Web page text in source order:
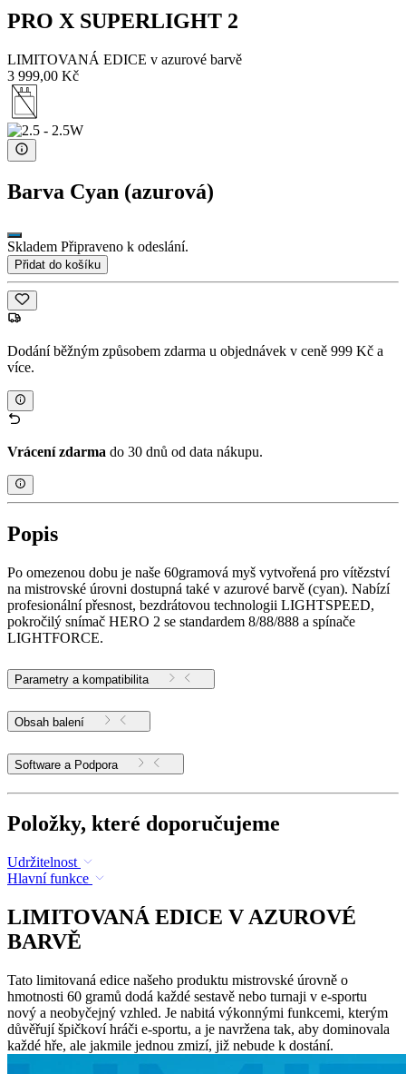
PRO X SUPERLIGHT 2
LIMITOVANÁ EDICE v azurové barvě
3 999,00 Kč
Barva Cyan (azurová)
Skladem Připraveno k odeslání.
Přidat do košíku
Dodání běžným způsobem zdarma u objednávek v ceně 999 Kč a
více.
Vrácení zdarma do 30 dnů od data nákupu.
Popis
Po omezenou dobu je naše 60gramová myš vytvořená pro vítězství
na mistrovské úrovni dostupná také v azurové barvě (cyan). Nabízí
profesionální přesnost, bezdrátovou technologii LIGHTSPEED,
pokročilý snímač HERO 2 se standardem 8/88/888 a spínače
LIGHTFORCE.
Parametry a kompatibilita
Obsah balení
Software a Podpora
Položky, které doporučujeme
Udržitelnost
Hlavní funkce
LIMITOVANÁ EDICE V AZUROVÉ
BARVĚ
Tato limitovaná edice našeho produktu mistrovské úrovně o
hmotnosti 60 gramů dodá každé sestavě nebo turnaji v e-sportu
nový a neobyčejný vzhled. Je nabitá výkonnými funkcemi, kterým
důvěřují špičkoví hráči e-sportu, a je navržena tak, aby dominovala
každé hře, ale jakmile jednou zmizí, již nebude k dostání.